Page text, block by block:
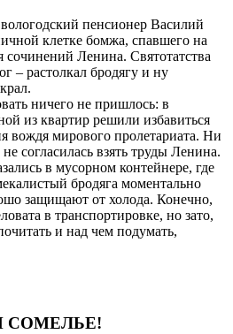
пенсионер Василий
клетке бомжа, спавшего на
сочинений Ленина. Святотатства
– растолкал бродягу и ну
ничего не пришлось: в
из квартир решили избавиться
вождя мирового пролетариата. Ни
согласилась взять труды Ленина.
в мусорном контейнере, где
бродяга моментально
защищают от холода. Конечно,
в транспортировке, но зато,
и над чем подумать,
СОМЕЛЬЕ!